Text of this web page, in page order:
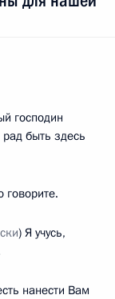
господин
быть здесь
говорите.
) Я учусь,
нанести Вам